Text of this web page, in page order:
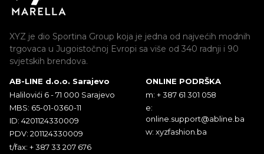
XYZ je dio Sportina Group koja je jedna od najvećih modnih
trgovaca u Jugoistočnoj Evropi sa više od 340 radnji i 90
svjetskih brendova.
AB-LINE d.o.o. Sarajevo
Halilovići 6 - 71 000 Sarajevo
MBS: 65-01-0360-11
ID: 4201124330009
PDV: 201124330009
t/fax: + 387 33 207 676
ONLINE PODRŠKA
m: + 387 61 301 058
e:
online.support@abline.ba
w: xyzfashion.ba